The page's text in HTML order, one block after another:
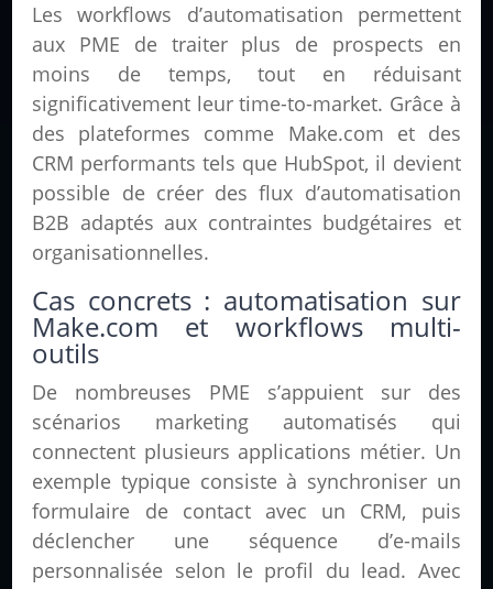
Les workflows d’automatisation permettent
aux PME de traiter plus de prospects en
moins de temps, tout en réduisant
significativement leur time-to-market. Grâce à
des plateformes comme Make.com et des
CRM performants tels que HubSpot, il devient
possible de créer des flux d’automatisation
B2B adaptés aux contraintes budgétaires et
organisationnelles.
Cas concrets : automatisation sur
Make.com et workflows multi-
outils
De nombreuses PME s’appuient sur des
scénarios marketing automatisés qui
connectent plusieurs applications métier. Un
exemple typique consiste à synchroniser un
formulaire de contact avec un CRM, puis
déclencher une séquence d’e-mails
personnalisée selon le profil du lead. Avec